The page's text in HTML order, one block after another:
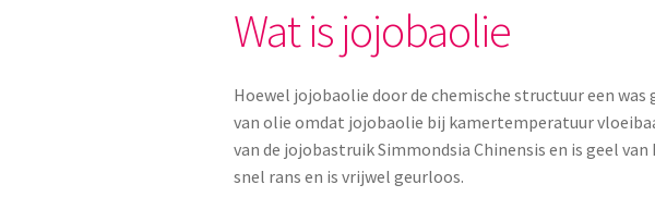
Wat is jojobaolie
Hoewel jojobaolie door de chemische structuur een
van olie omdat jojobaolie bij kamertemperatuur
van de jojobastruik Simmondsia Chinensis en is geel
snel rans en is vrijwel geurloos.